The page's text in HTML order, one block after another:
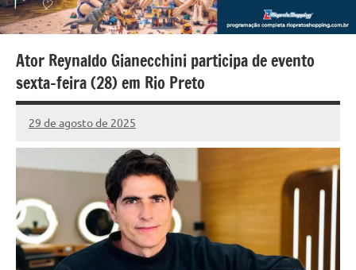
Ator Reynaldo Gianecchini participa de evento
sexta-feira (28) em Rio Preto
29 de agosto de 2025
Marcelo
Fachin
41
comentários